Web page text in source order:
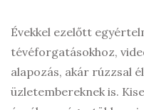
Évekkel ezelőtt
tévéforgatásokhoz,
alapozás, akár rúzzsal
üzletembereknek is.